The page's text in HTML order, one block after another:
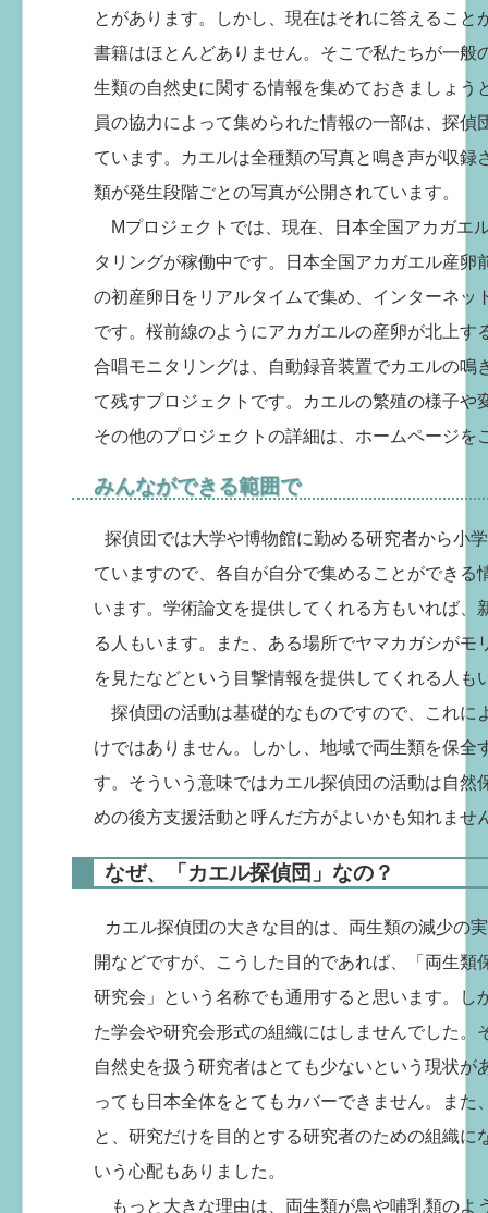
とがあります。しかし、現在はそれに答えること
書籍はほとんどありません。そこで私たちが一般
生類の自然史に関する情報を集めておきましょう
員の協力によって集められた情報の一部は、探偵
ています。カエルは全種類の写真と鳴き声が収録
類が発生段階ごとの写真が公開されています。
Mプロジェクトでは、現在、日本全国アカガエ
タリングが稼働中です。日本全国アカガエル産卵
の初産卵日をリアルタイムで集め、インターネッ
です。桜前線のようにアカガエルの産卵が北上す
合唱モニタリングは、自動録音装置でカエルの鳴
て残すプロジェクトです。カエルの繁殖の様子や
その他のプロジェクトの詳細は、ホームページを
みんなができる範囲で
探偵団では大学や博物館に勤める研究者から小
ていますので、各自が自分で集めることができる
います。学術論文を提供してくれる方もいれば、
る人もいます。また、ある場所でヤマカガシがモ
を見たなどという目撃情報を提供してくれる人も
探偵団の活動は基礎的なものですので、これに
けではありません。しかし、地域で両生類を保全
す。そういう意味ではカエル探偵団の活動は自然
めの後方支援活動と呼んだ方がよいかも知れませ
なぜ、「カエル探偵団」なの？
カエル探偵団の大きな目的は、両生類の減少の
開などですが、こうした目的であれば、「両生類
研究会」という名称でも通用すると思います。し
た学会や研究会形式の組織にはしませんでした。
自然史を扱う研究者はとても少ないという現状が
っても日本全体をとてもカバーできません。また
と、研究だけを目的とする研究者のための組織に
いう心配もありました。
もっと大きな理由は、両生類が鳥や哺乳類のよ